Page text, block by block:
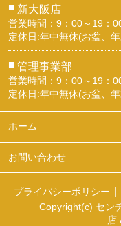
■ 新大阪店
営業時間：9：00～19：
定休日:年中無休(お盆、年
■ 管理事業部
営業時間：9：00～19：
定休日:年中無休(お盆、年
ホーム
お問い合わせ
プライバシーポリシー
Copyright(c) セン
店